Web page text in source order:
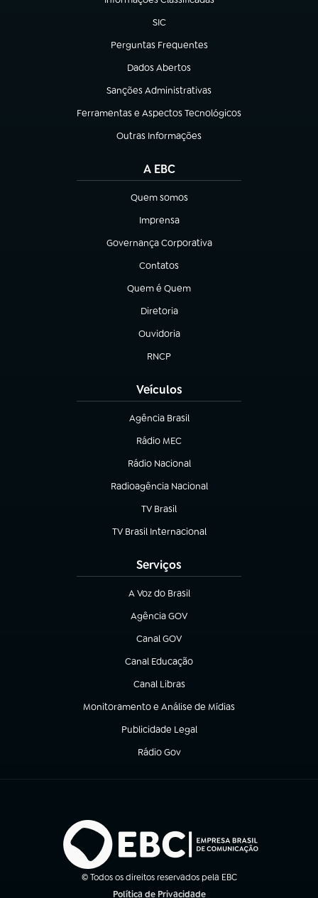
(abre em nova aba)
SIC
(abre em nova aba)
Perguntas Frequentes
(abre em nova aba)
Dados Abertos
(abre em nova aba)
Sanções Administrativas
(abre em nova aba)
Ferramentas e Aspectos Tecnológicos
(abre em nova aba)
Outras Informações
(abre em nova aba)
A EBC
Quem somos
(abre em nova aba)
Imprensa
(abre em nova aba)
Governança Corporativa
(abre em nova aba)
Contatos
(abre em nova aba)
Quem é Quem
(abre em nova aba)
Diretoria
(abre em nova aba)
Ouvidoria
(abre em nova aba)
RNCP
(abre em nova aba)
Veículos
Agência Brasil
(abre em nova aba)
Rádio MEC
(abre em nova aba)
Rádio Nacional
Radioagência Nacional
(abre em nova aba)
TV Brasil
(abre em nova aba)
TV Brasil Internacional
(abre em nova aba)
Serviços
A Voz do Brasil
(abre em nova aba)
Agência GOV
(abre em nova aba)
Canal GOV
(abre em nova aba)
Canal Educação
(abre em nova aba)
Canal Libras
(abre em nova aba)
Monitoramento e Análise de Mídias
(abre em nova aba)
Publicidade Legal
(abre em nova aba)
Rádio Gov
(abre em nova aba)
© Todos os direitos reservados pela EBC
Política de Privacidade